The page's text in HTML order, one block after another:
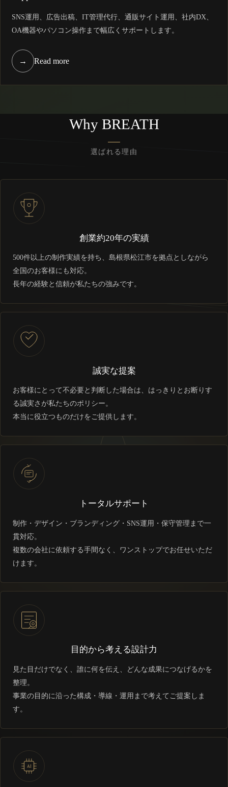
SNS運用、広告出稿、IT管理代行、通販サイト運用、社内DX、
OA機器やパソコン操作まで幅広くサポートします。
→ Read more
Why BREATH
選ばれる理由
創業約20年の実績
500件以上の制作実績を持ち、島根県松江市を拠点としながら
全国のお客様にも対応。
長年の経験と信頼が私たちの強みです。
誠実な提案
お客様にとって不必要と判断した場合は、はっきりとお断りす
る誠実さが私たちのポリシー。
本当に役立つものだけをご提供します。
トータルサポート
制作・デザイン・ブランディング・SNS運用・保守管理まで一
貫対応。
複数の会社に依頼する手間なく、ワンストップでお任せいただ
けます。
目的から考える設計力
見た目だけでなく、誰に何を伝え、どんな成果につなげるかを
整理。
事業の目的に沿った構成・導線・運用まで考えてご提案しま
す。
AI